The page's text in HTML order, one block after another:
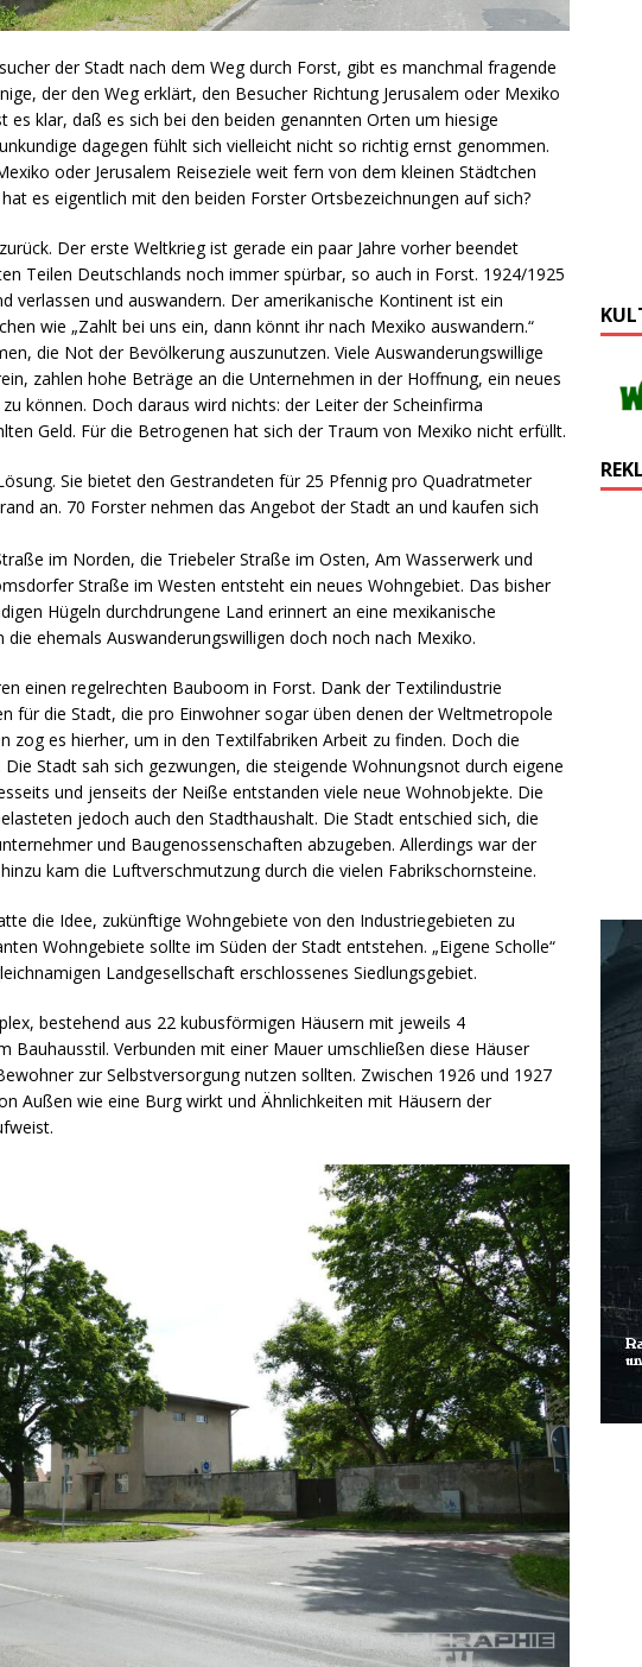
der Stadt nach dem Weg durch Forst, gibt es manchmal fragende
der den Weg erklärt, den Besucher Richtung Jerusalem oder Mexiko
es klar, daß es sich bei den beiden genannten Orten um hiesige
dagegen fühlt sich vielleicht nicht so richtig ernst genommen.
oder Jerusalem Reiseziele weit fern von dem kleinen Städtchen
es eigentlich mit den beiden Forster Ortsbezeichnungen auf sich?
Der erste Weltkrieg ist gerade ein paar Jahre vorher beendet
Teilen Deutschlands noch immer spürbar, so auch in Forst. 1924/1925
verlassen und auswandern. Der amerikanische Kontinent ist ein
wie „Zahlt bei uns ein, dann könnt ihr nach Mexiko auswandern.“
die Not der Bevölkerung auszunutzen. Viele Auswanderungswillige
zahlen hohe Beträge an die Unternehmen in der Hoffnung, ein neues
können. Doch daraus wird nichts: der Leiter der Scheinfirma
Geld. Für die Betrogenen hat sich der Traum von Mexiko nicht erfüllt.
Sie bietet den Gestrandeten für 25 Pfennig pro Quadratmeter
an. 70 Forster nehmen das Angebot der Stadt an und kaufen sich
im Norden, die Triebeler Straße im Osten, Am Wasserwerk und
Straße im Westen entsteht ein neues Wohngebiet. Das bisher
Hügeln durchdrungene Land erinnert an eine mexikanische
ehemals Auswanderungswilligen doch noch nach Mexiko.
einen regelrechten Bauboom in Forst. Dank der Textilindustrie
für die Stadt, die pro Einwohner sogar üben denen der Weltmetropole
zog es hierher, um in den Textilfabriken Arbeit zu finden. Doch die
Stadt sah sich gezwungen, die steigende Wohnungsnot durch eigene
und jenseits der Neiße entstanden viele neue Wohnobjekte. Die
jedoch auch den Stadthaushalt. Die Stadt entschied sich, die
und Baugenossenschaften abzugeben. Allerdings war der
kam die Luftverschmutzung durch die vielen Fabrikschornsteine.
die Idee, zukünftige Wohngebiete von den Industriegebieten zu
Wohngebiete sollte im Süden der Stadt entstehen. „Eigene Scholle“
Landgesellschaft erschlossenes Siedlungsgebiet.
bestehend aus 22 kubusförmigen Häusern mit jeweils 4
Bauhausstil. Verbunden mit einer Mauer umschließen diese Häuser
zur Selbstversorgung nutzen sollten. Zwischen 1926 und 1927
Außen wie eine Burg wirkt und Ähnlichkeiten mit Häusern der